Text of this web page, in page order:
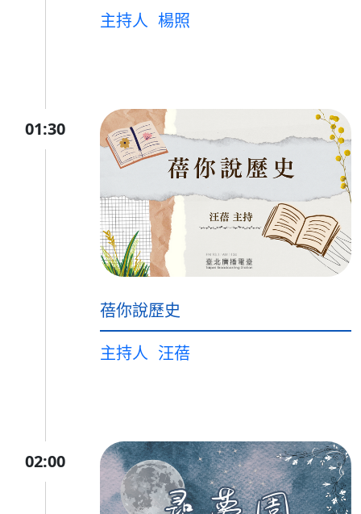
主持人 楊照
01:30
蓓你說歷史
主持人 汪蓓
02:00